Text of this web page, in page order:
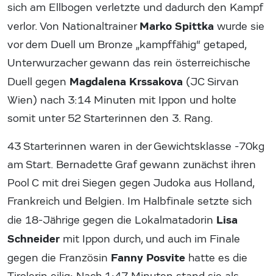
sich am Ellbogen verletzte und dadurch den Kampf
verlor. Von NationaltrainerMarko Spittka wurde sie
vor dem Duell um Bronze „kampffähig“ getaped,
Unterwurzacher gewann das rein österreichische
Duell gegen Magdalena Krssakova (JC Sirvan
Wien) nach 3:14 Minuten mit Ippon und holte
somit unter 52 Starterinnen den 3. Rang.
43 Starterinnen waren in der Gewichtsklasse -70kg
am Start. Bernadette Graf gewann zunächst ihren
Pool C mit drei Siegen gegen Judoka aus Holland,
Frankreich und Belgien. Im Halbfinale setzte sich
die 18-Jährige gegen die Lokalmatadorin Lisa
Schneider mit Ippon durch, und auch im Finale
gegen die Französin Fanny Posvite hatte es die